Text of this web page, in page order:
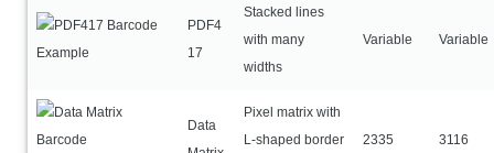
PDF4
17
Stacked lines
with many
widths
Variable Variable
Data
Pixel matrix with
L-shaped border
2335 3116